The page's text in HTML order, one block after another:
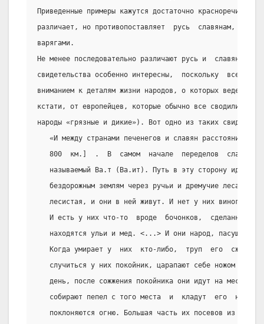
Приведенные примеры кажутся достаточно
различает, но противопоставляет  русь  славянам,
варягами.
Не менее последовательно различают русь и  славян
свидетельства особенно интересны,  поскольку  всегда
вниманием к деталям жизни народов, о которых ведется
кстати, от европейцев, которые обычно все сводили  к
народы «грязные и дикие»). Вот одно из таких
«И между странами печенегов и славян расстояние в
800  км.]  .  В  самом  начале  переделов
называемый Ва.т (Ва.ит). Путь в эту сторону идет по
бездорожным землям через ручьи и дремучие леса.
лесистая, и они в ней живут. И нет у них
И есть у них что-то  вроде  бочонков,  сделанных
находятся ульи и мед. <...> И они народ, пасущий
Когда умирает у  них  кто-либо,  труп  его
случиться у них покойник, царапают себе ножом  руки
день, после сожжения покойника они идут на место,
собирают пепел с того места  и  кладут  его  на
поклоняются огню. Большая часть их посевов из